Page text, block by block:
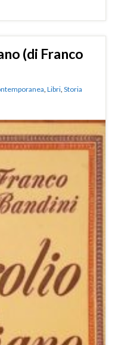
(di Franco
, Libri, Storia